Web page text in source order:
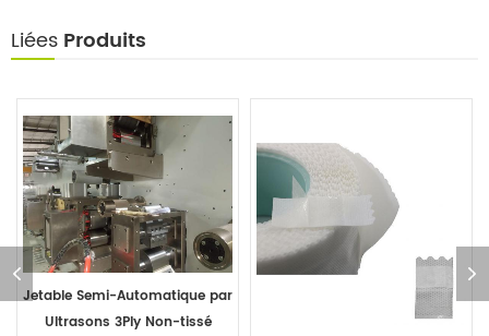
Liées Produits
Jetable Semi-Automatique par
Ultrasons 3Ply Non-tissé